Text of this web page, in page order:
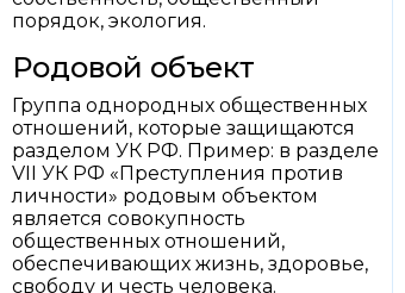
порядок, экология.
Родовой объект
Группа однородных общественных
отношений, которые защищаются
разделом УК РФ. Пример: в разделе
VII УК РФ «Преступления против
личности» родовым объектом
является совокупность
общественных отношений,
обеспечивающих жизнь, здоровье,
свободу и честь человека.